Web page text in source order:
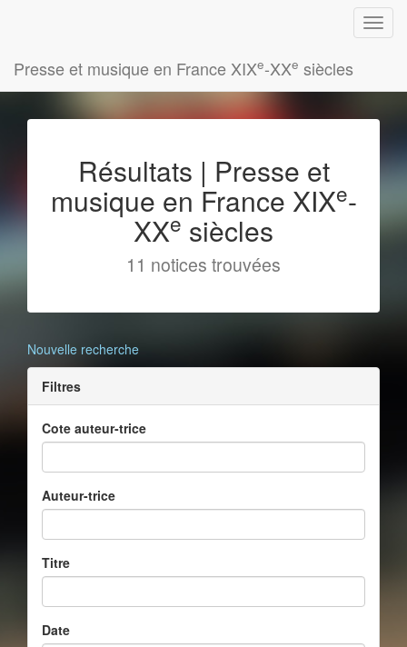
Presse et musique en France XIXe-XXe siècles
Résultats | Presse et
musique en France XIXe-
XXe siècles
11 notices trouvées
Nouvelle recherche
Filtres
Cote auteur-trice
Auteur-trice
Titre
Date